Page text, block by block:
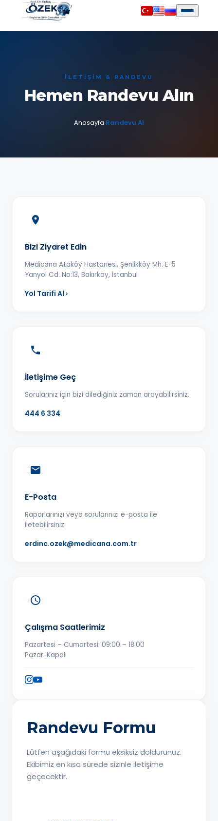
İLETIŞIM & RANDEVU
Hemen Randevu Alın
Anasayfa›Randevu Al
Randevu Formu
Lütfen aşağıdaki formu eksiksiz doldurunuz.
Ekibimiz en kısa sürede sizinle iletişime
geçecektir.
Bizi Ziyaret Edin
Medicana Ataköy Hastanesi, Şenlikköy Mh. E-5
Yanyol Cd. No:13, Bakırköy, İstanbul
Yol Tarifi Al ›
İletişime Geç
Sorularınız için bizi dilediğiniz zaman arayabilirsiniz.
444 6 334
E-Posta
Raporlarınızı veya sorularınızı e-posta ile
iletebilirsiniz.
erdinc.ozek@medicana.com.tr
Çalışma Saatlerimiz
Pazartesi – Cumartesi: 09:00 – 18:00
Pazar: Kapalı